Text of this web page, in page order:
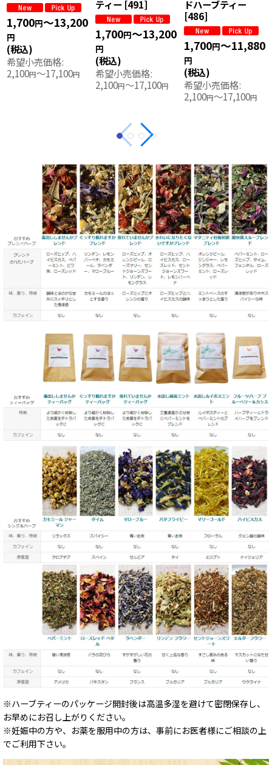
1,700円～13,200
円
(税込)
希望小売価格:
2,100円～17,100円
ティー [491]
1,700円～13,200
円
(税込)
希望小売価格:
2,100円～17,100円
ドハーブティー
[486]
1,700円～11,880
円
(税込)
希望小売価格:
2,100円～17,100円
※ハーブティーのパッケージ開封後は高温多湿を避けて密閉保存し、
お早めにお召し上がりください。
※妊娠中の方や、お薬を服用中の方は、事前にお医者様にご相談の上
でご利用下さい。